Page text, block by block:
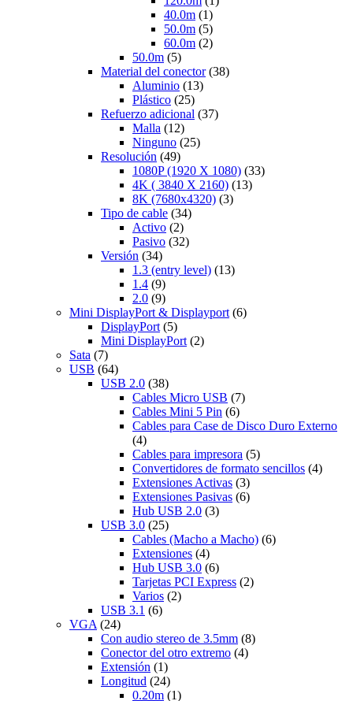
40.0m (1)
50.0m (5)
60.0m (2)
50.0m (5)
Material del conector (38)
Aluminio (13)
Plástico (25)
Refuerzo adicional (37)
Malla (12)
Ninguno (25)
Resolución (49)
1080P (1920 X 1080) (33)
4K ( 3840 X 2160) (13)
8K (7680x4320) (3)
Tipo de cable (34)
Activo (2)
Pasivo (32)
Versión (34)
1.3 (entry level) (13)
1.4 (9)
2.0 (9)
Mini DisplayPort & Displayport (6)
DisplayPort (5)
Mini DisplayPort (2)
Sata (7)
USB (64)
USB 2.0 (38)
Cables Micro USB (7)
Cables Mini 5 Pin (6)
Cables para Case de Disco Duro Externo
(4)
Cables para impresora (5)
Convertidores de formato sencillos (4)
Extensiones Activas (3)
Extensiones Pasivas (6)
Hub USB 2.0 (3)
USB 3.0 (25)
Cables (Macho a Macho) (6)
Extensiones (4)
Hub USB 3.0 (6)
Tarjetas PCI Express (2)
Varios (2)
USB 3.1 (6)
VGA (24)
Con audio stereo de 3.5mm (8)
Conector del otro extremo (4)
Extensión (1)
Longitud (24)
0.20m (1)